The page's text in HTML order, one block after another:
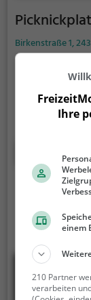
Birkenstraße 1,
Der
schönem
an der
Picknick im
der
perfekte
ein leckeres
Mehr
Ihre
einem
210 Partner
verarbeiten